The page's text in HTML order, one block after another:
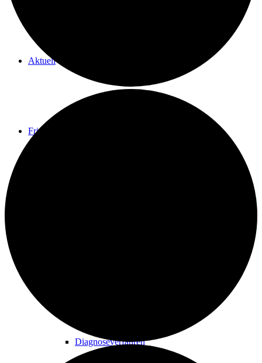
Aktuell
Friends
Diagnoseverfahren